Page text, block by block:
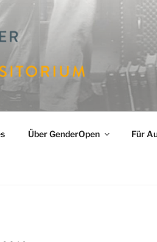
Geschlechterforschung
Über GenderOpen Für